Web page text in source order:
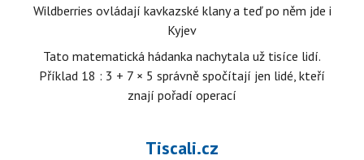
Wildberries ovládají kavkazské klany a teď po něm jde i
Kyjev
Tato matematická hádanka nachytala už tisíce lidí.
Příklad 18 : 3 + 7 × 5 správně spočítají jen lidé, kteří
znají pořadí operací
Tiscali.cz